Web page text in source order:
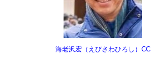
海老沢宏（えびさわひろし）CC